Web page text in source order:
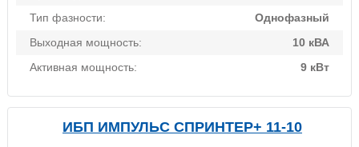
Тип фазности:
Однофазный
Выходная мощность:
10 кВА
Активная мощность:
9 кВт
ИБП ИМПУЛЬС СПРИНТЕР+ 11-10